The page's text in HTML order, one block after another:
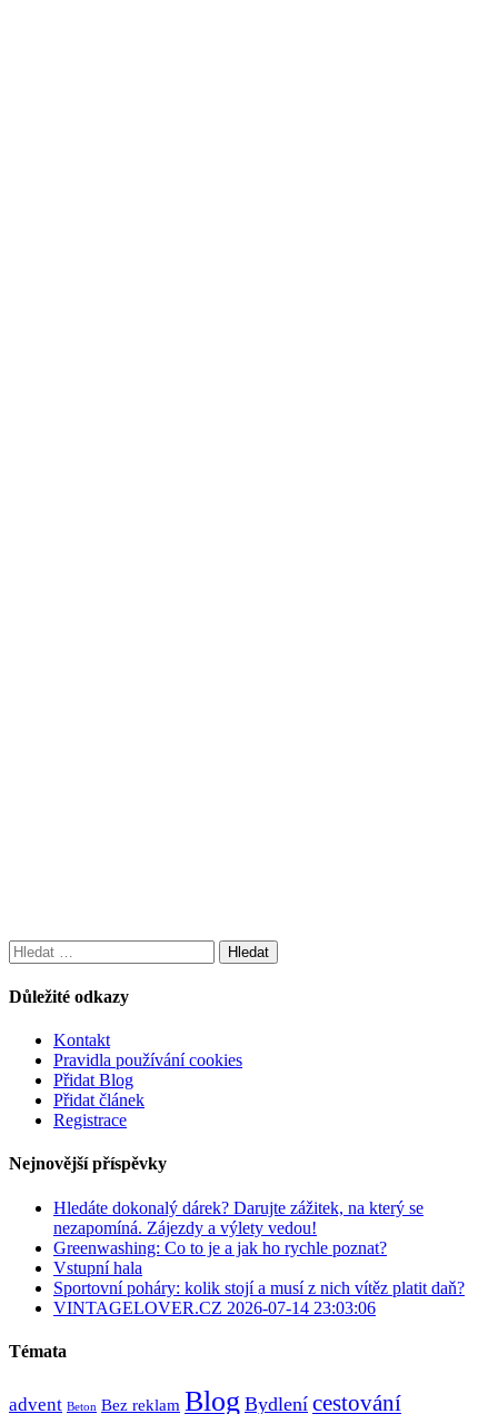
Vyhledávání
Důležité odkazy
Kontakt
Pravidla používání cookies
Přidat Blog
Přidat článek
Registrace
Nejnovější příspěvky
Hledáte dokonalý dárek? Darujte zážitek, na který se
nezapomíná. Zájezdy a výlety vedou!
Greenwashing: Co to je a jak ho rychle poznat?
Vstupní hala
Sportovní poháry: kolik stojí a musí z nich vítěz platit daň?
VINTAGELOVER.CZ 2026-07-14 23:03:06
Témata
advent Beton Bez reklam Blog Bydlení cestování